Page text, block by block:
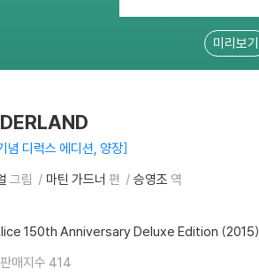
미리보기
념 디럭스 에디션, 양장
그림 마틴 가드너 편 승영조 역
150th Anniversary Deluxe Edition (2015)
판매지수 414